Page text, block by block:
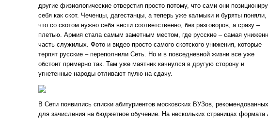
другие физиологические отверстия просто потому, что сами они
себя как скот. Чеченцы, дагестанцы, а теперь уже калмыки и буряты поняли,
что со скотом нужно себя вести соответственно, без разговоров, а сразу –
плетью. Армия стала самым заметным местом, где русские – самая
часть служилых. Фото и видео просто самого скотского унижения, которые
терпят русские – переполнили Сеть. Но и в повседневной жизни все уже
обстоит примерно так. Там уже маятник качнулся в другую сторону и
угнетенные народы отливают пулю на сдачу.
В Сети появились списки абитуриентов московских ВУЗов, рекомендованных
для зачисления на бюджетное обучение. На нескольких страницах формата